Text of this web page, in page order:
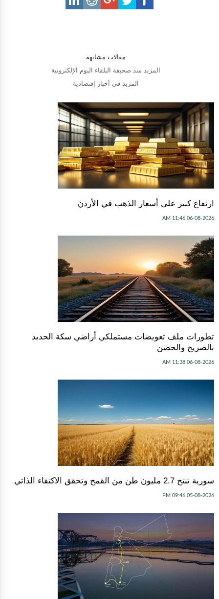
مقالات مشابهه
المزيد منذ صحيفة البلقاء اليوم الإلكترونية
المزيد في أخبار إقتصادية
ارتفاع كبير على أسعار الذهب في الأردن
06-08-2026 11:46 AM
تطورات ملف تعويضات مستملكي أراضي سكة الحديد
بالصريح والحصن
06-08-2026 11:38 AM
سورية تنتج 2.7 مليون طن من القمح وتحقق الاكتفاء الذاتي
05-08-2026 09:46 PM